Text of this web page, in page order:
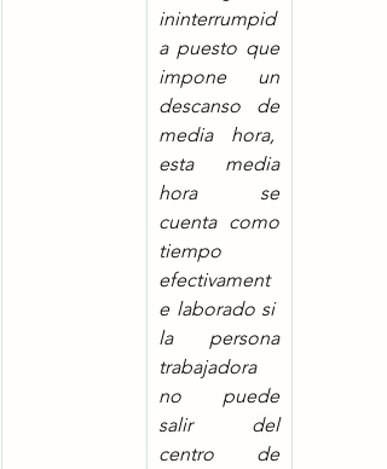
ininterrumpid
a puesto que
impone un
descanso de
media hora,
esta media
hora se
cuenta como
tiempo
efectivament
e laborado si
la persona
trabajadora
no puede
salir del
centro de